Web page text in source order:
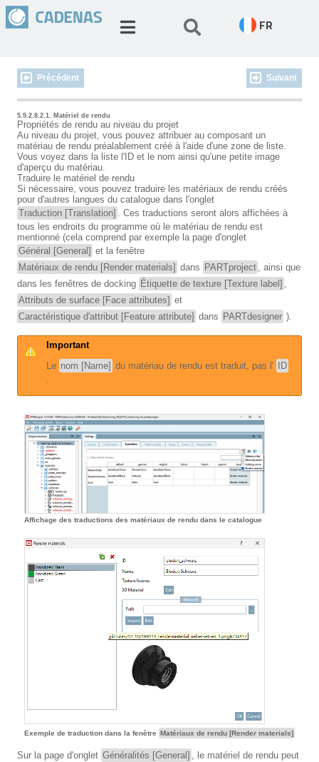
FR
Précédent Suivant
5.9.2.8.2.1. Matériel de rendu
Propriétés de rendu au niveau du projet
Au niveau du projet, vous pouvez attribuer au composant un
matériau de rendu préalablement créé à l'aide d'une zone de liste.
Vous voyez dans la liste l'ID et le nom ainsi qu'une petite image
d'aperçu du matériau.
Traduire le matériel de rendu
Si nécessaire, vous pouvez traduire les matériaux de rendu créés
pour d'autres langues du catalogue dans l'onglet
Traduction [Translation] . Ces traductions seront alors affichées à
tous les endroits du programme où le matériau de rendu est
mentionné (cela comprend par exemple la page d'onglet
Général [General] et la fenêtre
Matériaux de rendu [Render materials] dans PARTproject , ainsi que
dans les fenêtres de docking Étiquette de texture [Texture label] ,
Attributs de surface [Face attributes] et
Caractéristique d'attribut [Feature attribute] dans PARTdesigner ).
Important
Le nom [Name] du matériau de rendu est traduit, pas l'
ID
.
Affichage des traductions des matériaux de rendu dans le catalogue
Exemple de traduction dans la fenêtre Matériaux de rendu [Render materials]
Sur la page d'onglet Généralités [General] , le matériel de rendu peut